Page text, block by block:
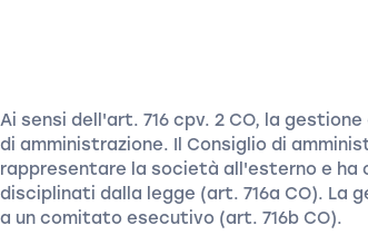
Ai sensi dell'art. 716 cpv. 2 CO, la
di amministrazione. Il Consiglio di
rappresentare la società all'esterno e
disciplinati dalla legge (art. 716a CO). La
a un comitato esecutivo (art. 716b CO).